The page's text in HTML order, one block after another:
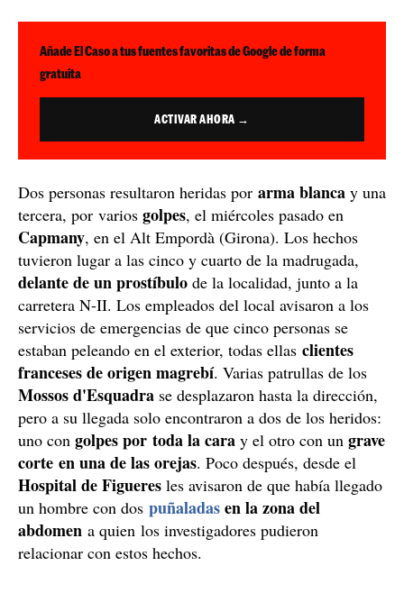
Añade El Caso a tus fuentes favoritas de Google de forma
gratuita
ACTIVAR AHORA →
Dos personas resultaron heridas por arma blanca y una
tercera, por varios golpes, el miércoles pasado en
Capmany, en el Alt Empordà (Girona). Los hechos
tuvieron lugar a las cinco y cuarto de la madrugada,
delante de un prostíbulo de la localidad, junto a la
carretera N-II. Los empleados del local avisaron a los
servicios de emergencias de que cinco personas se
estaban peleando en el exterior, todas ellas clientes
franceses de origen magrebí. Varias patrullas de los
Mossos d'Esquadra se desplazaron hasta la dirección,
pero a su llegada solo encontraron a dos de los heridos:
uno con golpes por toda la cara y el otro con un grave
corte en una de las orejas. Poco después, desde el
Hospital de Figueres les avisaron de que había llegado
un hombre con dos puñaladasen la zona del
abdomen a quien los investigadores pudieron
relacionar con estos hechos.